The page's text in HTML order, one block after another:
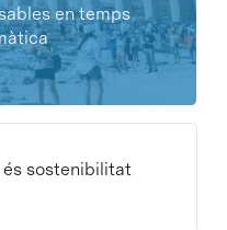
en temps
sostenibilitat